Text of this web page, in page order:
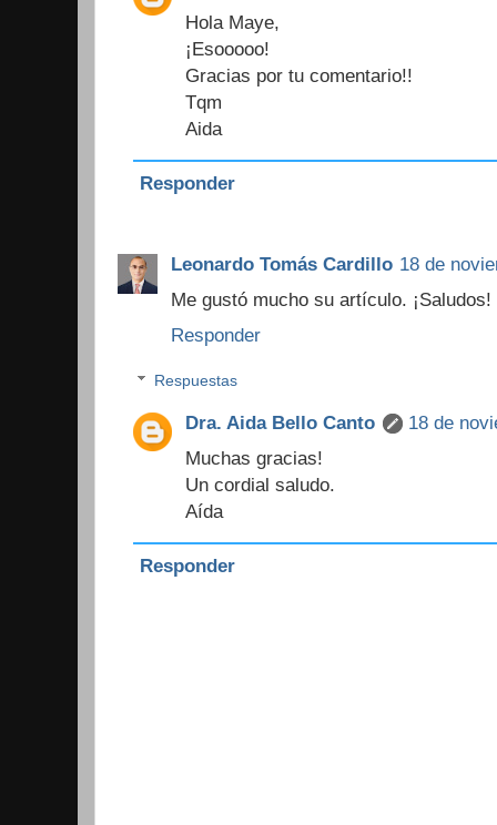
Hola Maye,
¡Esooooo!
Gracias por tu comentario!!
Tqm
Aida
Responder
Leonardo Tomás Cardillo 18 de
Me gustó mucho su artículo. ¡Saludos!
Responder
Respuestas
Dra. Aida Bello Canto
18 de
Muchas gracias!
Un cordial saludo.
Aída
Responder